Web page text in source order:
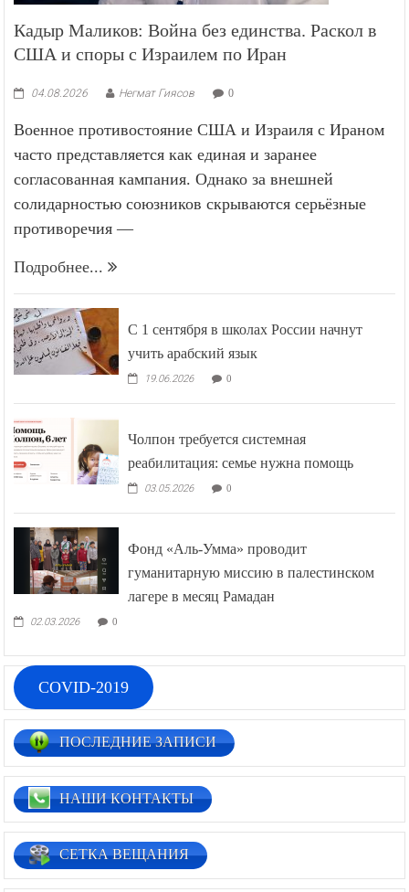
Кадыр Маликов: Война без единства. Раскол в
США и споры с Израилем по Иран
04.08.2026 Негмат Гиясов 0
Военное противостояние США и Израиля с Ираном
часто представляется как единая и заранее
согласованная кампания. Однако за внешней
солидарностью союзников скрываются серьёзные
противоречия —
Подробнее...
С 1 сентября в школах России начнут
учить арабский язык
19.06.2026 0
Чолпон требуется системная
реабилитация: семье нужна помощь
03.05.2026 0
Фонд «Аль-Умма» проводит
гуманитарную миссию в палестинском
лагере в месяц Рамадан
02.03.2026 0
COVID-2019
ПОСЛЕДНИЕ ЗАПИСИ
НАШИ КОНТАКТЫ
СЕТКА ВЕЩАНИЯ